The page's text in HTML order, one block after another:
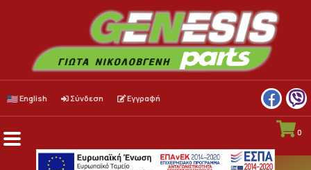
0
English Σύνδεση Εγγραφή
Menu